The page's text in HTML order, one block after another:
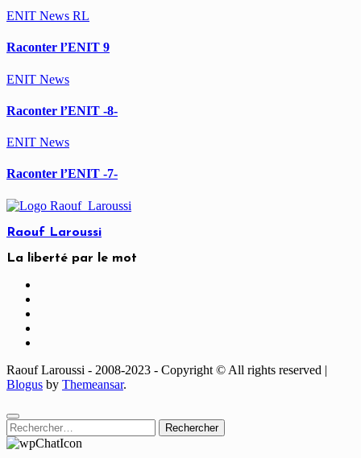
ENIT News RL
Raconter l’ENIT 9
ENIT News
Raconter l’ENIT -8-
ENIT News
Raconter l’ENIT -7-
Raouf Laroussi
La liberté par le mot
Raouf Laroussi - 2008-2023 - Copyright © All rights reserved |
Blogus by Themeansar.
Rechercher :